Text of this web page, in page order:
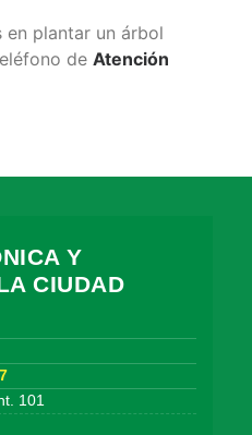
en plantar un árbol
de Atención
Y
CIUDAD
101